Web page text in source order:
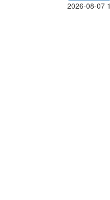
2026-08-07